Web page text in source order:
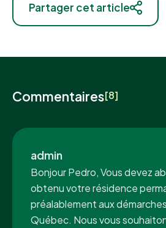
Partager cet article
Commentaires[8]
admin
Bonjour Pedro, Vous devez
obtenu votre résidence
préalablement aux
Québec. Nous vous